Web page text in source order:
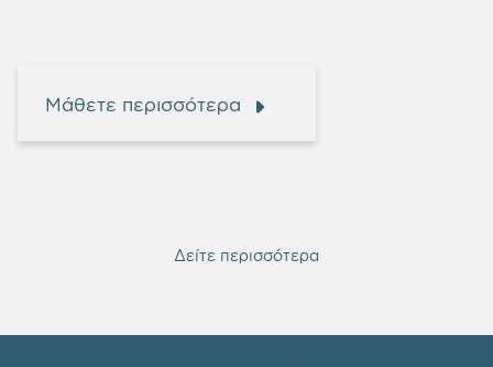
Μάθετε περισσότερα
Δείτε περισσότερα